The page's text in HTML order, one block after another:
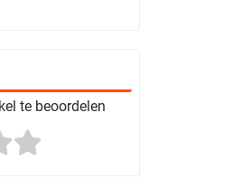
te beoordelen